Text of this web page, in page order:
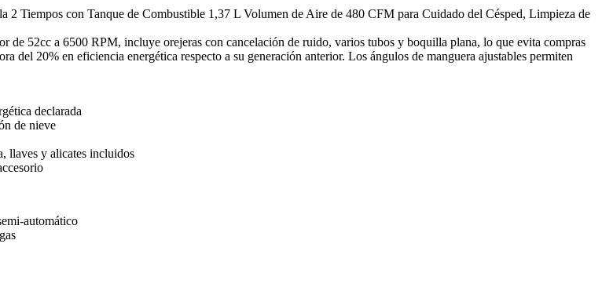
Tiempos con Tanque de Combustible 1,37 L Volumen de Aire de 480 CFM para Cuidado del Césped, Limpieza de
de 52cc a 6500 RPM, incluye orejeras con cancelación de ruido, varios tubos y boquilla plana, lo que evita compras
20% en eficiencia energética respecto a su generación anterior. Los ángulos de manguera ajustables permiten
declarada
de nieve
llaves y alicates incluidos
automático